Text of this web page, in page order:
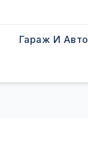
Гараж И Авто